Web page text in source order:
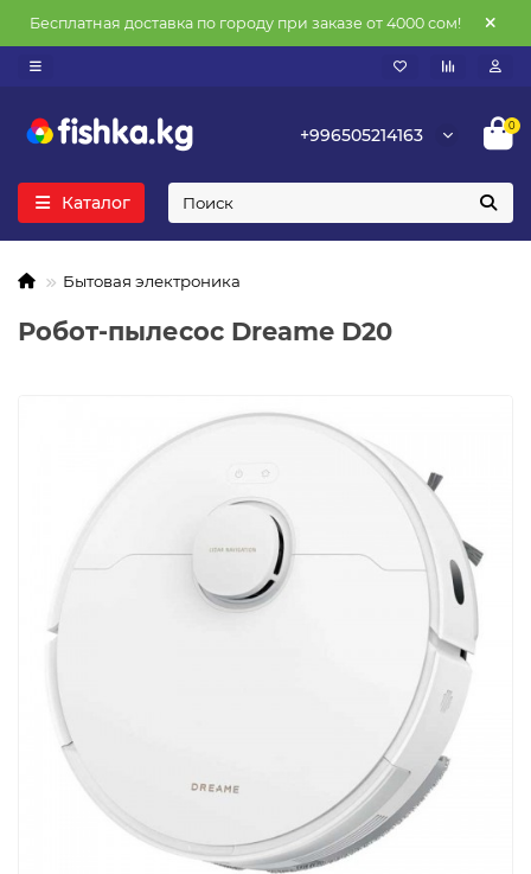
Бесплатная доставка по городу при заказе от 4000 сом!
+996505214163 0
Каталог
Бытовая электроника
Робот-пылесос Dreame D20